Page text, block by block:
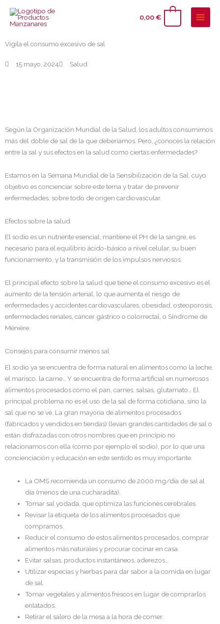
contenido
0,00€
Vigila el consumo excesivo de sal
15 mayo, 2024 Salud
Según la Organización Mundial de la Salud, los adultos consumimos
más del doble de sal de la que deberíamos. Pero, ¿conoces la relación
entre la sal y sus efectos en la salud como ciertas enfermedades?
Estamos en la Semana Mundial de la Sensibilización de la Sal, cuyo
objetivo es concienciar sobre este tema y tratar de prevenir
enfermedades, sobre todo de origen cardiovascular.
Efectos sobre la salud
El sodio es un nutriente esencial, mantiene el PH de la sangre, es
necesario para el equilibrio ácido-básico a nivel celular, su buen
funcionamiento, y la transmisión de los impulsos nerviosos.
El principal efecto sobre la salud que tiene el consumo excesivo es el
aumento de la tensión arterial, lo que aumenta el riesgo de
enfermedades y accidentes cardiovasculares, obesidad, osteoporosis,
enfermedades renales, cáncer gástrico o colorrectal, o Síndrome de
Ménière.
Consejos para consumir menos sal
El sodio ya se encuentra de forma natural en alimentos como la leche,
el marisco, la carne… Y se encuentra de forma artificial en numerosos
alimentos procesados como el pan, carnes, salsas, glutamato… El
principal problema no es el uso de la sal de forma cotidiana, sino la
sal que no se ve. La gran mayoría de alimentos procesados
(fabricados y vendidos en tiendas) llevan grandes cantidades de sal o
están disfrazadas con otros nombres que en principio no
relacionamos con ella (como por ejemplo el sodio), por lo que una
concienciación y educación en este sentido es muy importante.
La OMS recomienda un consumo de 2000 mg/día de sal al
día (menos de una cucharadita).
Tomar sal yodada, que optimiza las funciones cerebrales.
Revisar la etiqueta de los alimentos procesados que
compramos.
Reducir el consumo de estos alimentos procesados, comprar
alimentos más naturales y procurar cocinar en casa.
Evitar salsas, productos instantáneos, aderezos…
Utilizar especias y hierbas para dar sabor a la comida en lugar
de sal.
Tomar vegetales y alimentos frescos en lugar de comprarlos
enlatados.
Retirar el salero de la mesa a la hora de comer.